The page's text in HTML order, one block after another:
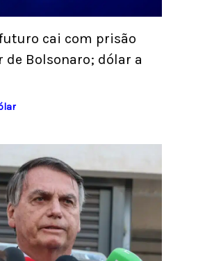
cai com prisão
Bolsonaro; dólar a